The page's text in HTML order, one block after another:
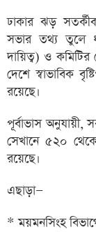
ঢাকার ঝড়
সভার তথ্য তুলে
দায়িত্ব) ও
দেশে স্বাভাবিক
রয়েছে।
পূর্বাভাস অনুযায়ী,
সেখানে ৫২০ থেকে
রয়েছে।
এছাড়া—
* ময়মনসিংহ